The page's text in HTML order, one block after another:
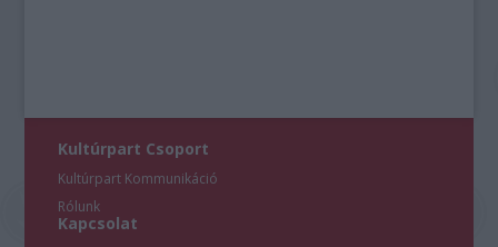
Kultúrpart Csoport
Kultúrpart Kommunikáció
Rólunk
Kapcsolat